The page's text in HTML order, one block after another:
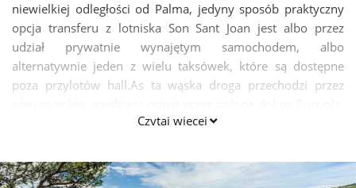
niewielkiej odległości od Palma, jedyny sposób praktyczny
opcja transferu z lotniska Son Sant Joan jest albo przez
udział prywatnie wynajętym samochodem, albo
alternatywnie jeden z wielu taksówek, które są dostępne
poza przylotów hall.As ta wąska droga przechodzi przez
Wielu uważa ten konkretny obszar za jeden z
Czytaj więcej